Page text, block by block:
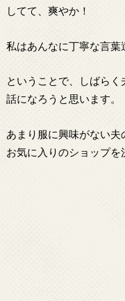
してて、爽やか！
私はあんなに丁寧な言葉
ということで、しばら
話になろうと思います。
あまり服に興味がない
お気に入りのショップを